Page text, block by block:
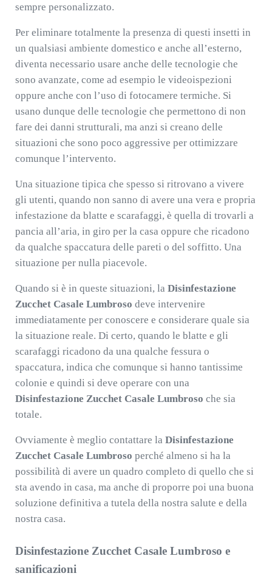
sempre personalizzato.
Per eliminare totalmente la presenza di questi insetti in
un qualsiasi ambiente domestico e anche all’esterno,
diventa necessario usare anche delle tecnologie che
sono avanzate, come ad esempio le videoispezioni
oppure anche con l’uso di fotocamere termiche. Si
usano dunque delle tecnologie che permettono di non
fare dei danni strutturali, ma anzi si creano delle
situazioni che sono poco aggressive per ottimizzare
comunque l’intervento.
Una situazione tipica che spesso si ritrovano a vivere
gli utenti, quando non sanno di avere una vera e propria
infestazione da blatte e scarafaggi, è quella di trovarli a
pancia all’aria, in giro per la casa oppure che ricadono
da qualche spaccatura delle pareti o del soffitto. Una
situazione per nulla piacevole.
Quando si è in queste situazioni, la Disinfestazione
Zucchet Casale Lumbroso deve intervenire
immediatamente per conoscere e considerare quale sia
la situazione reale. Di certo, quando le blatte e gli
scarafaggi ricadono da una qualche fessura o
spaccatura, indica che comunque si hanno tantissime
colonie e quindi si deve operare con una
Disinfestazione Zucchet Casale Lumbroso che sia
totale.
Ovviamente è meglio contattare la Disinfestazione
Zucchet Casale Lumbroso perché almeno si ha la
possibilità di avere un quadro completo di quello che si
sta avendo in casa, ma anche di proporre poi una buona
soluzione definitiva a tutela della nostra salute e della
nostra casa.
Disinfestazione Zucchet Casale Lumbroso e
sanificazioni